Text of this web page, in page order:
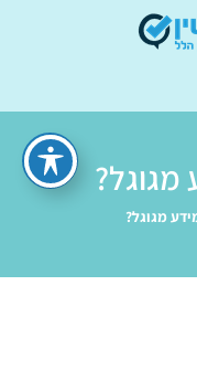
מגוגל?
מגוגל?